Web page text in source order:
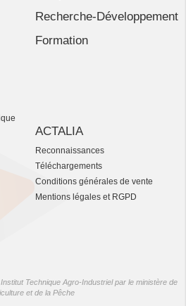
Recherche-Développement
Formation
ACTALIA
Reconnaissances
Téléchargements
Conditions générales de vente
Mentions légales et RGPD
Technique Agro-Industriel par le ministère de
et de la Pêche